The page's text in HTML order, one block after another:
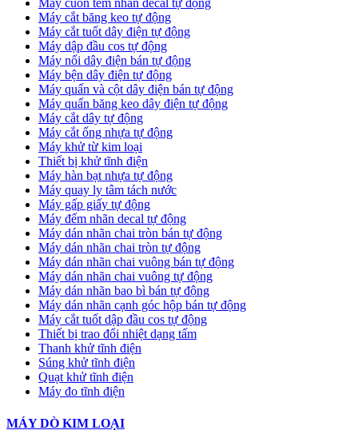
Máy cuốn tem nhãn decal tự động
Máy cắt băng keo tự động
Máy cắt tuốt dây điện tự động
Máy dập đầu cos tự động
Máy nối dây điện bán tự động
Máy bện dây điện tự động
Máy quấn và cột dây điện bán tự động
Máy quấn băng keo dây điện tự động
Máy cắt dây tự động
Máy cắt ống nhựa tự động
Máy khử từ kim loại
Thiết bị khử tĩnh điện
Máy hàn bạt nhựa tự động
Máy quay ly tâm tách nước
Máy gấp giấy tự động
Máy đếm nhãn decal tự động
Máy dán nhãn chai tròn bán tự động
Máy dán nhãn chai tròn tự động
Máy dán nhãn chai vuông bán tự động
Máy dán nhãn chai vuông tự động
Máy dán nhãn bao bì bán tự động
Máy dán nhãn cạnh góc hộp bán tự động
Máy cắt tuốt dập đầu cos tự động
Thiết bị trao đổi nhiệt dạng tấm
Thanh khử tĩnh điện
Súng khử tĩnh điện
Quạt khử tĩnh điện
Máy đo tĩnh điện
MÁY DÒ KIM LOẠI